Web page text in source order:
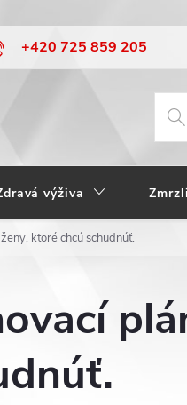
+420 725 859 205
výživa
ktoré chcú schudnúť.